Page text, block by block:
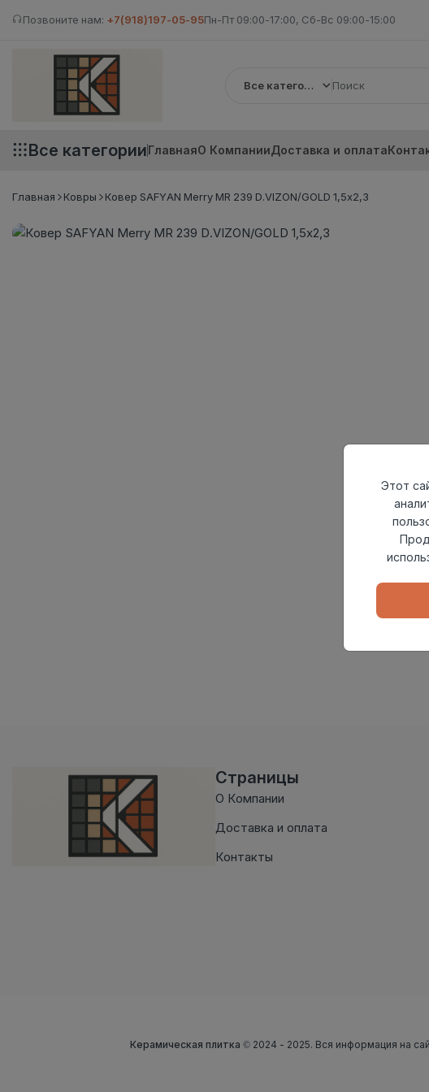
Позвоните нам: +7(918)197-05-95Пн-Пт 09:00-17:00, Сб-Вс 09:00-15:00
Все категории
Все категорииГлавнаяО КомпанииДоставка и оплата
Главная Ковры Ковер SAFYAN Merry MR 239 D.VIZON/GOLD 1,5х2,3
Страницы
О Компании
Доставка и оплата
Контакты
Керамическая плитка © 2024 - 2025. Вся информация на
Этот